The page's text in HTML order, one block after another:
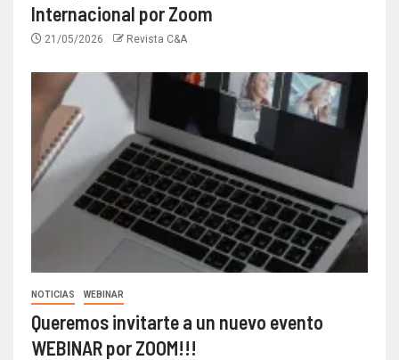
Internacional por Zoom
21/05/2026 Revista C&A
NOTICIAS WEBINAR
Queremos invitarte a un nuevo evento
WEBINAR por ZOOM!!!